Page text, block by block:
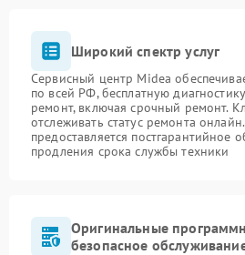
Широкий спектр услуг
Сервисный центр Midea
по всей РФ, бесплатную
ремонт, включая срочный ремонт.
отслеживать статус ремонта
предоставляется постгарантийное
продления срока службы техники
Оригинальные
безопасное